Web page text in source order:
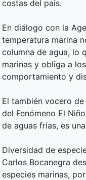
costas del país.
En diálogo con la
temperatura marina
columna de agua, lo
marinas y obliga a
comportamiento y
El también vocero
del Fenómeno El
de aguas frías, es
Diversidad de
Carlos Bocanegra
especies marinas,